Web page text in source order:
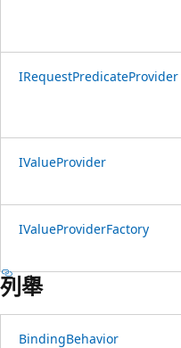
IRequestPredicateProvider
IValueProvider
IValueProviderFactory
列舉
BindingBehavior